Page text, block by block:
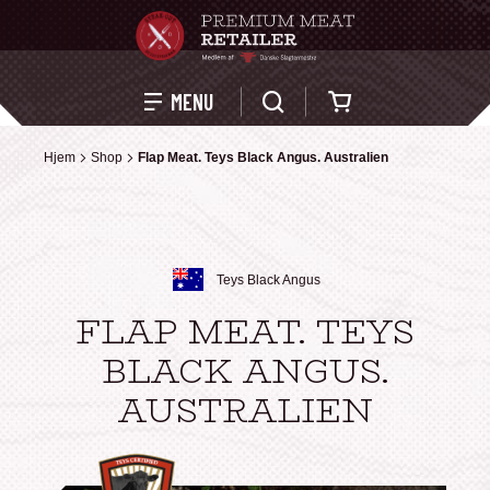
MENU
Hjem Shop Flap Meat. Teys Black Angus. Australien
Hjem Shop Flap Meat. Teys Black Angus. Australien
Teys Black Angus
FLAP MEAT. TEYS
BLACK ANGUS.
AUSTRALIEN